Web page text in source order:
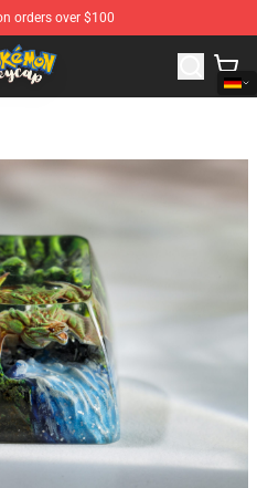
orders over $100
The Best Store of Pokemon